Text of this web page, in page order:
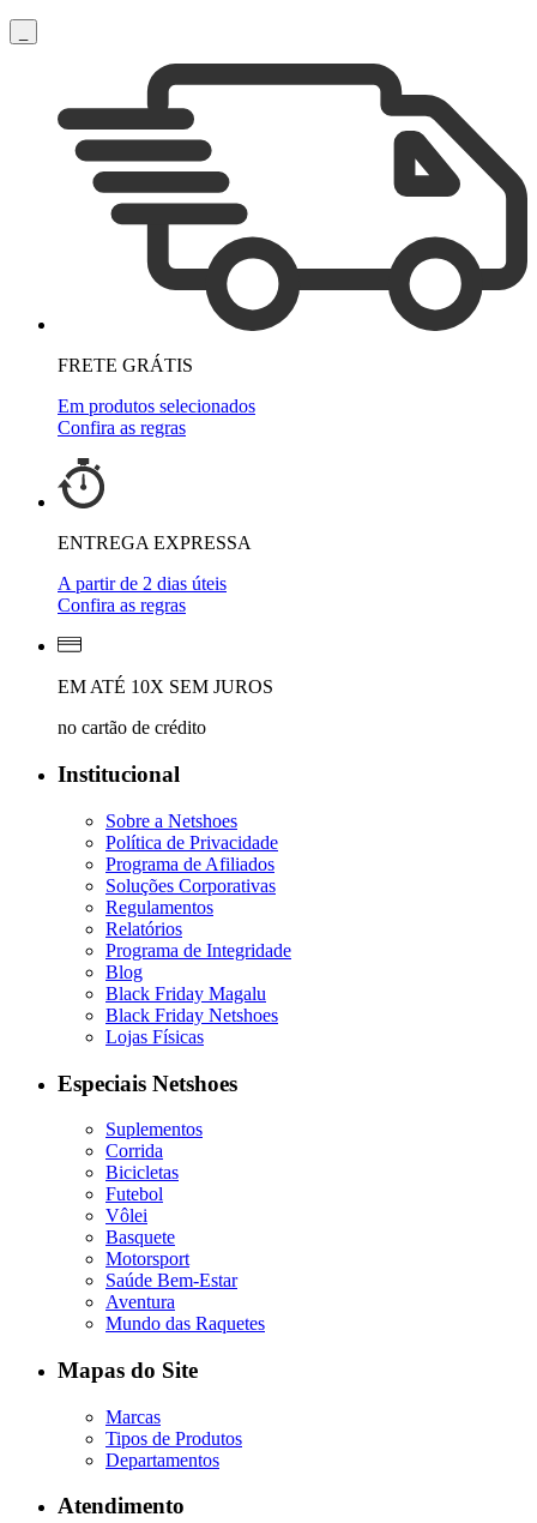
FRETE GRÁTIS
Em produtos selecionados
Confira as regras
ENTREGA EXPRESSA
A partir de 2 dias úteis
Confira as regras
EM ATÉ 10X SEM JUROS
no cartão de crédito
Institucional
Sobre a Netshoes
Política de Privacidade
Programa de Afiliados
Soluções Corporativas
Regulamentos
Relatórios
Programa de Integridade
Blog
Black Friday Magalu
Black Friday Netshoes
Lojas Físicas
Especiais Netshoes
Suplementos
Corrida
Bicicletas
Futebol
Vôlei
Basquete
Motorsport
Saúde Bem-Estar
Aventura
Mundo das Raquetes
Mapas do Site
Marcas
Tipos de Produtos
Departamentos
Atendimento